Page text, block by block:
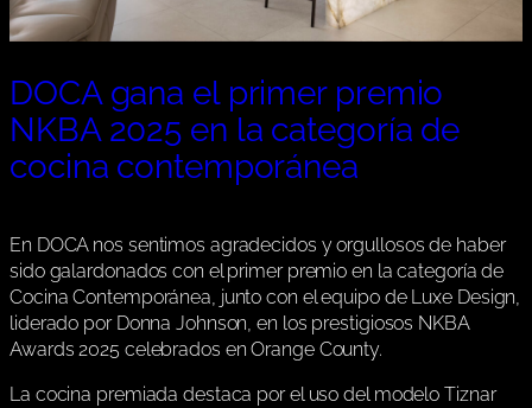
DOCA gana el primer premio
NKBA 2025 en la categoría de
cocina contemporánea
En DOCA nos sentimos agradecidos y orgullosos de haber
sido galardonados con el primer premio en la categoría de
Cocina Contemporánea, junto con el equipo de Luxe Design,
liderado por Donna Johnson, en los prestigiosos NKBA
Awards 2025 celebrados en Orange County.
La cocina premiada destaca por el uso del modelo Tiznar